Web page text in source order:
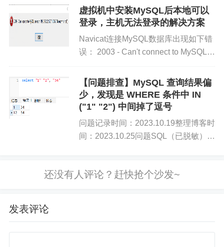
虚拟机中安装MySQL后本地可以
登录，主机无法登录的解决方案
Navicat连接MySQL数据库出现如下错
误： 2003 - Can't connect to MySQL
server on '192.168.232...
【问题排查】MySQL 查询结果偏
少，发现是 WHERE 条件中 IN
("1" "2") 中间掉了逗号
问题记录时间：2023.10.19整理博客时
间：2023.10.25问题SQL（已脱敏）
发表评论